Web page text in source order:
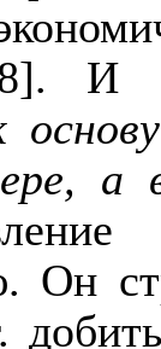
Он